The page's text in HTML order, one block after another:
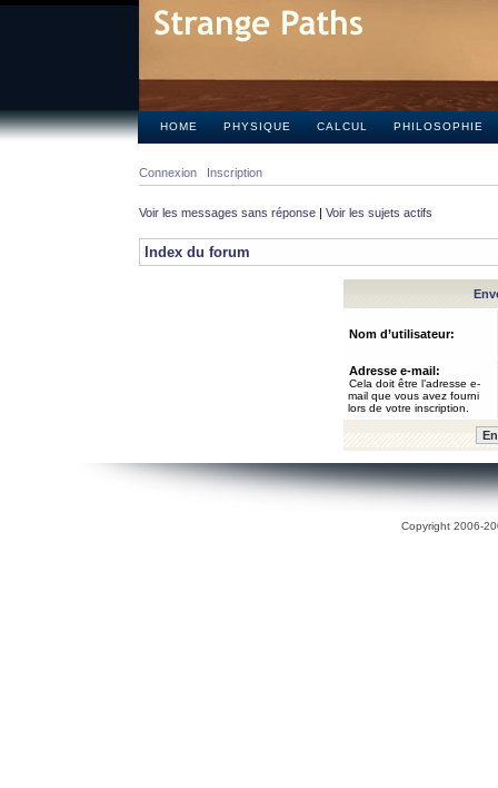
HOME PHYSIQUE CALCUL PHILOSOPHIE
Connexion Inscription
Voir les messages sans réponse | Voir les sujets actifs
Index du forum
Nom d’utilisateur:
Adresse e-mail:
Cela doit être l’adresse e-
mail que vous avez fourni
lors de votre inscription.
Copyright 2006-